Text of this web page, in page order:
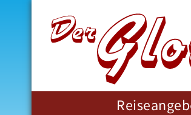
rieder@der-glottertaeler.de